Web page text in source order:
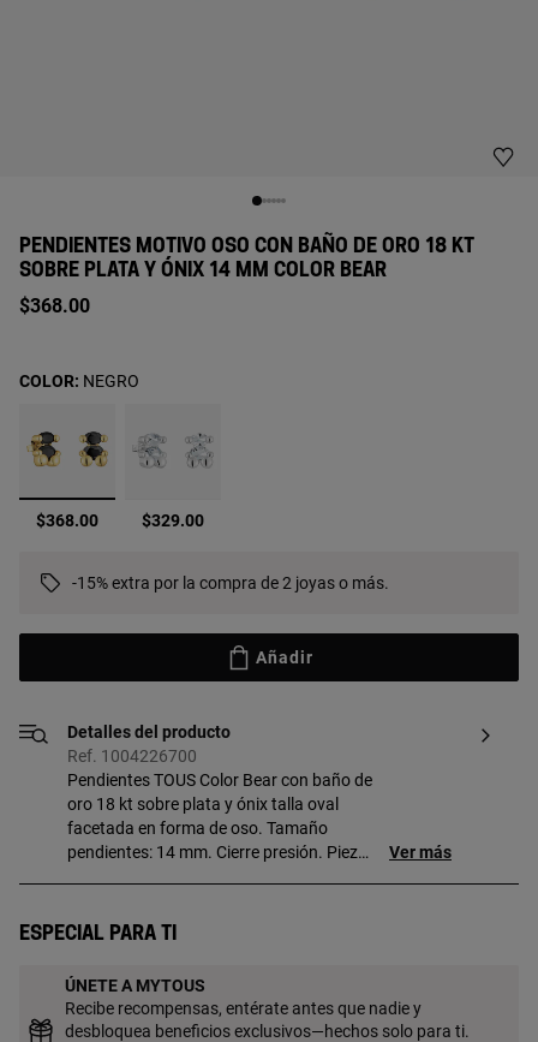
PENDIENTES MOTIVO OSO CON BAÑO DE ORO 18 KT
SOBRE PLATA Y ÓNIX 14 MM COLOR BEAR
$368.00
seleccionado
$368.00 $329.00
COLOR: NEGRO
-15% extra por la compra de 2 joyas o más.
Añadir
Detalles del producto
Ref. 1004226700
Pendientes TOUS Color Bear con baño de
oro 18 kt sobre plata y ónix talla oval
facetada en forma de oso. Tamaño
pendientes: 14 mm. Cierre presión. Pieza
espesor. Esta calidad garantiza una
Ver más
Especial para ti
ÚNETE A MYTOUS
Recibe recompensas, entérate antes que nadie y
desbloquea beneficios exclusivos—hechos solo para ti.